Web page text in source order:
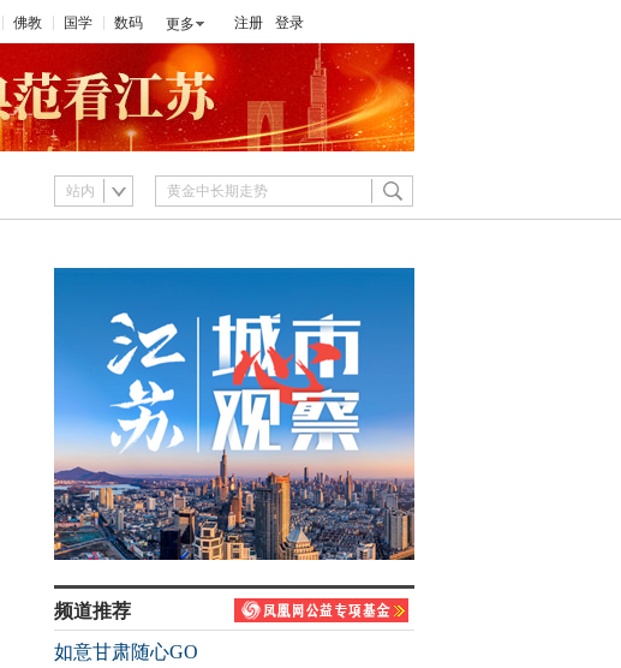
佛教 国学 数码 更多 注册 登录
站内
频道推荐
如意甘肃随心GO